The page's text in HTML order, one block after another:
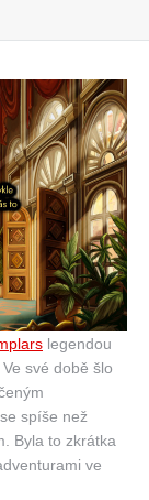
legendou
své době šlo
spíše než
Byla to zkrátka
ve